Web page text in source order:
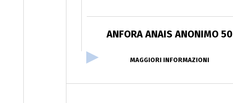
ANFORA ANAIS ANONIMO 50
MAGGIORI INFORMAZIONI